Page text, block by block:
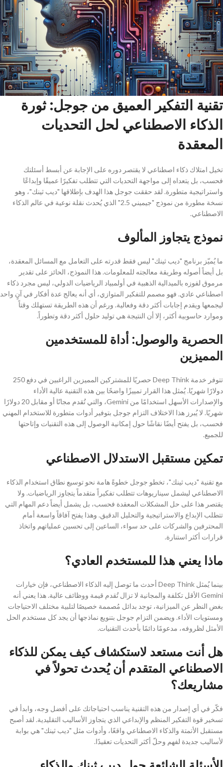
تقنية التفكير العميق من جوجل: ثورة
الذكاء الاصطناعي لحل التحديات
المعقدة
تخيل امتلاك ذكاء اصطناعي لا يقتصر دوره على الإجابة عن أبسط أسئلتك
فحسب، بل يتعداه إلى مواجهة التحديات التي تتطلب تفكيرًا عميقًا وإبداعًا
واستراتيجية متطورة. لقد حققت جوجل هذا الهدف بإطلاقها "ديب ثينك"، وهو
نسخة مطورة من نموذج "جيميني 2.5" الذي يُحدث نقلة نوعية في عالم الذكاء
الاصطناعي.
نموذج يتجاوز المألوف
ما يُميّز برنامج "ديب ثينك" ليس فقط قدرته على التعامل مع المسائل المعقدة،
بل أيضاً أصوله وطريقة معالجته للمعلومات. هذا النموذج، الحائز على تقدير
مرموق لفوزه بالميدالية الذهبية في أولمبياد الرياضيات الدولي، ليس مجرد ذكاء
اصطناعي عادي. فهو مصمم للتفكير المتوازي، أي أنه يعالج عدة أفكار في آنٍ واحد
ليجمعها ويقدم إجابات أكثر دقة وفعالية. ورغم أن هذه الطريقة تستهلك وقتاً
وموارد حاسوبية أكثر، إلا أن النتيجة هي توليد حلول أكثر دقة وتطوراً.
الحصرية والوصول: أداة للمستخدمين
المميزين
تتوفر خدمة Deep Think حصريًا للمشتركين المميزين الراغبين في دفع 250
دولارًا شهريًا. يُمثل هذا القرار تمييزًا واضحًا بين هذه التقنية عالية الأداء
والإصدارات الأسهل استخدامًا من Gemini، والتي تُقدم مجانًا أو مقابل 20 دولارًا
شهريًا. لا يُبرز هذا الاختلاف التزام جوجل بتوفير أدوات متطورة للاستخدام المهني
فحسب، بل يفتح أيضًا نقاشًا حول إمكانية الوصول إلى هذه التقنيات وإتاحتها
للجميع.
تمكين مستقبل الاستدلال الاصطناعي
مع تقنية "ديب ثينك"، تخطو جوجل خطوةً هامة نحو توسيع نطاق استخدام الذكاء
الاصطناعي ليشمل سيناريوهات تتطلب تفكيراً متقدماً يتجاوز الرياضيات. ولا
يقتصر هذا على حل المشكلات المعقدة فحسب، بل يشمل أيضاً دعم المهام التي
تتطلب الإبداع والاستراتيجية والتحليل الدقيق. وهذا يفتح آفاقاً واسعة أمام
المحترفين والشركات على حد سواء، الساعين إلى تحسين عملياتهم واتخاذ
قرارات أكثر استنارة.
ماذا يعني هذا للمستخدم العادي؟
بينما يُمثل Deep Think أحدث ما توصل إليه الذكاء الاصطناعي، فإن خيارات
Gemini الأقل تكلفة والمجانية لا تزال تُقدم قيمة ووظائف عالية. هذا يعني أنه
بغض النظر عن الميزانية، توجد بدائل مُصممة خصيصًا لتلبية مختلف الاحتياجات
ومستويات الأداء. ويضمن التزام جوجل بتنويع نماذجها أن يجد كل مستخدم الحل
الأمثل لظروفه، مدعومًا دائمًا بأحدث التقنيات.
هل أنت مستعد لاستكشاف كيف يمكن للذكاء
الاصطناعي المتقدم أن يُحدث تحولاً في
مشاريعك؟
فكّر في أي إصدار من هذه التقنية يناسب احتياجاتك على أفضل وجه، وابدأ في
تسخير قوة التفكير المنظم والإبداعي الذي يتجاوز الأساليب التقليدية. لقد أصبح
مستقبل الأتمتة والذكاء الاصطناعي واقعًا، وأدوات مثل "ديب ثينك" هي بوابة
لأساليب جديدة لفهم وحلّ أكثر التحديات تعقيدًا.